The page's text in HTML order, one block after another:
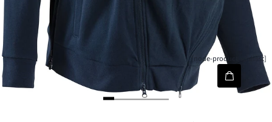
[node-product-wishlist]